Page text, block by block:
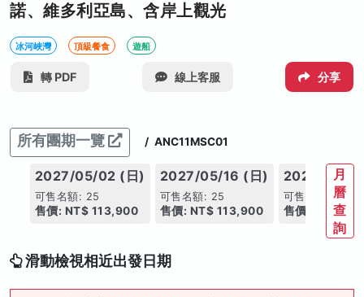
諾、維多利亞島、含岸上觀光
冰河峽灣 頂級餐食 遊船
轉 PDF 線上客服 分享
所有團期一覽 / ANC11MSC01
2027/05/02 (日)
可售名額: 25
售價: NT$ 113,900
2027/05/16 (日)
可售名額: 25
售價: NT$ 113,900
2027/08/
可售名額: 25
售價: NT$
月
曆
查
詢
滑動檢視相近出發日期